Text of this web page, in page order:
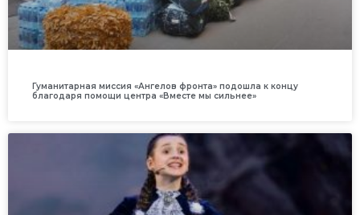
Гуманитарная миссия «Ангелов фронта» подошла к концу
благодаря помощи центра «Вместе мы сильнее»